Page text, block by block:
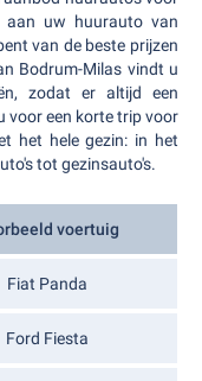
uw huurauto van
van de beste prijzen
Bodrum-Milas vindt u
zodat er altijd een
voor een korte trip voor
het hele gezin: in het
tot gezinsauto's.
voertuig
Fiat Panda
Ford Fiesta